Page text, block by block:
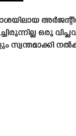
ഒരു
സ്വന്തമാക്കി